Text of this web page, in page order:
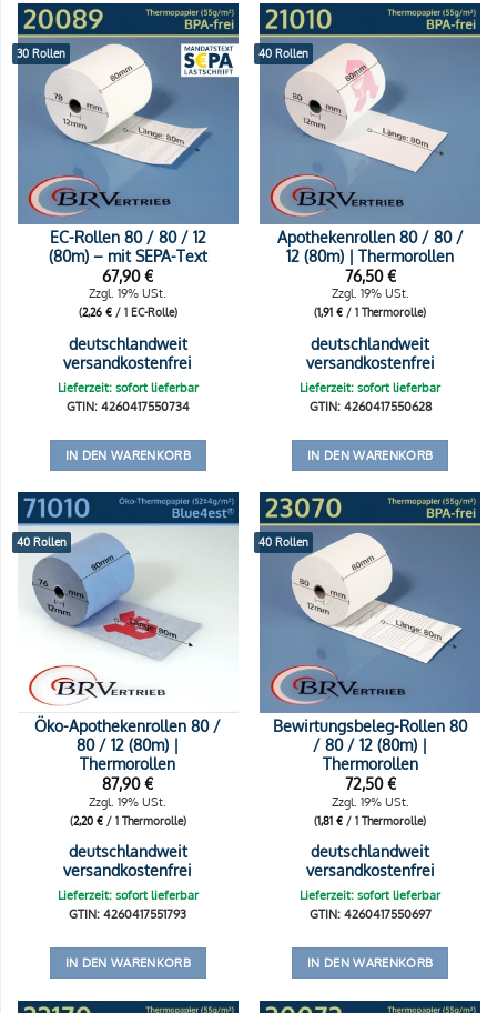
30 Rollen
EC-Rollen 80 / 80 / 12
(80m) – mit SEPA-Text
67,90€
Zzgl. 19% USt.
(2,26 €/ 1 EC-Rolle)
deutschlandweit
versandkostenfrei
Lieferzeit: sofort lieferbar
GTIN: 4260417550734
IN DEN WARENKORB
40 Rollen
Apothekenrollen 80 / 80 /
12 (80m) | Thermorollen
76,50€
Zzgl. 19% USt.
(1,91€ / 1 Thermorolle)
deutschlandweit
versandkostenfrei
Lieferzeit: sofort lieferbar
GTIN: 4260417550628
IN DEN WARENKORB
40 Rollen
Öko-Apothekenrollen 80 /
80 / 12 (80m) |
Thermorollen
87,90€
Zzgl. 19% USt.
(2,20 €/ 1 Thermorolle)
deutschlandweit
versandkostenfrei
Lieferzeit: sofort lieferbar
GTIN: 4260417551793
IN DEN WARENKORB
40 Rollen
Bewirtungsbeleg-Rollen 80
/ 80 / 12 (80m) |
Thermorollen
72,50€
Zzgl. 19% USt.
(1,81€ / 1 Thermorolle)
deutschlandweit
versandkostenfrei
Lieferzeit: sofort lieferbar
GTIN: 4260417550697
IN DEN WARENKORB